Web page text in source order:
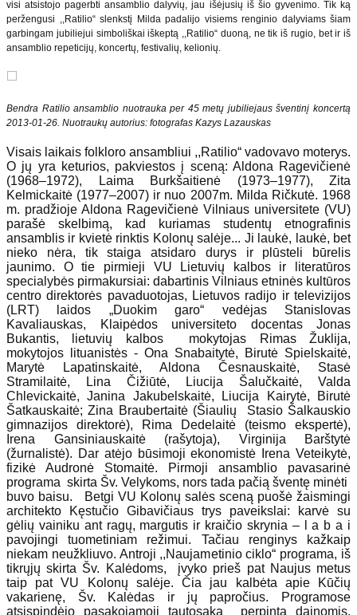
visi atsistojo pagerbti ansamblio dalyvių, jau išėjusių iš šio gyvenimo. Tik ką
peržengusi ,,Ratilio“ slenkstį Milda padalijo visiems renginio dalyviams šiam
garbingam jubiliejui simboliškai iškeptą ,,Ratilio“ duoną, ne tik iš rugio, bet ir iš
ansamblio repeticijų, koncertų, festivalių, kelionių.
Bendra Ratilio ansamblio nuotrauka per 45 metų jubiliejaus šventinį koncertą
2013-01-26. Nuotraukų autorius: fotografas Kazys Lazauskas
Visais laikais folkloro ansambliui ,,Ratilio“ vadovavo moterys.
O jų yra keturios, pakviestos į sceną: Aldona Ragevičienė
(1968–1972), Laima Burkšaitienė (1973–1977), Zita
Kelmickaitė (1977–2007) ir nuo 2007m. Milda Ričkutė. 1968
m. pradžioje Aldona Ragevičienė Vilniaus universitete (VU)
parašė skelbimą, kad kuriamas studentų etnografinis
ansamblis ir kvietė rinktis Kolonų salėje... Ji laukė, laukė, bet
nieko nėra, tik staiga atsidaro durys ir plūsteli būrelis
jaunimo. O tie pirmieji VU Lietuvių kalbos ir literatūros
specialybės pirmakursiai: dabartinis Vilniaus etninės kultūros
centro direktorės pavaduotojas, Lietuvos radijo ir televizijos
(LRT) laidos „Duokim garo“ vedėjas Stanislovas
Kavaliauskas, Klaipėdos universiteto docentas Jonas
Bukantis, lietuvių kalbos mokytojas Rimas Žuklija,
mokytojos lituanistės - Ona Snabaitytė, Birutė Spielskaitė,
Marytė Lapatinskaitė, Aldona Česnauskaitė, Stasė
Stramilaitė, Lina Čižiūtė, Liucija Šalučkaitė, Valda
Chlevickaitė, Janina Jakubelskaitė, Liucija Kairytė, Birutė
Šatkauskaitė; Zina Braubertaitė (Šiaulių Stasio Šalkauskio
gimnazijos direktorė), Rima Dedelaitė (teismo ekspertė),
Irena Gansiniauskaitė (rašytoja), Virginija Barštytė
(žurnalistė). Dar atėjo būsimoji ekonomistė Irena Veteikytė,
fizikė Audronė Stomaitė. Pirmoji ansamblio pavasarinė
programa skirta Šv. Velykoms, nors tada pačią šventę minėti
buvo baisu. Betgi VU Kolonų salės sceną puošė žaismingi
architekto Kęstučio Gibavičiaus trys paveikslai: karvė su
gėlių vainiku ant ragų, margutis ir kraičio skrynia – l a b a i
pavojingi tuometiniam režimui. Tačiau renginys kažkaip
niekam neužkliuvo. Antroji ,,Naujametinio ciklo“ programa, iš
tikrųjų skirta Šv. Kalėdoms, įvyko prieš pat Naujus metus
taip pat VU Kolonų salėje. Čia jau kalbėta apie Kūčių
vakarienę, Šv. Kalėdas ir jų papročius. Programose
atsispindėjo pasakojamoji tautosaka perpinta dainomis,